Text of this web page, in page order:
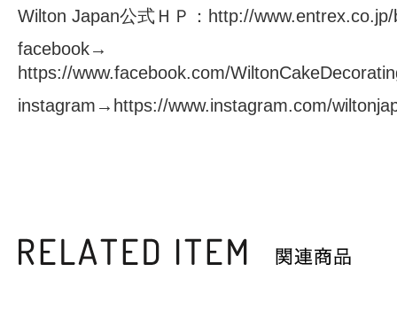
Wilton Japan公式ＨＰ： http://
facebook→
https://www.facebook.com/
instagram→ https://www.instagram.com/